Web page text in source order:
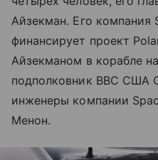
Айзекман. Его компания
финансирует проект
Айзекманом в корабле
подполковник ВВС США
инженеры компании
Менон.